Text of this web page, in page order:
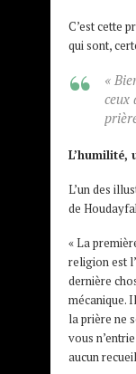
C’est cette
qui sont,
«
ceux
L’humilité,
L’un des
de
« La
religion est
dernière
mécanique.
la prière ne
vous
aucun